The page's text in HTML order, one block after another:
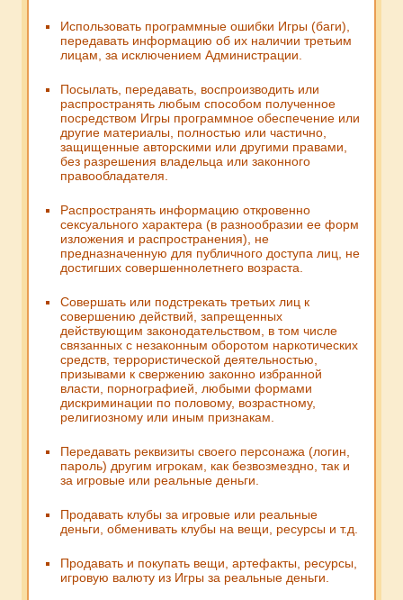
Использовать программные ошибки Игры (баги),
передавать информацию об их наличии третьим
лицам, за исключением Администрации.
Посылать, передавать, воспроизводить или
распространять любым способом полученное
посредством Игры программное обеспечение или
другие материалы, полностью или частично,
защищенные авторскими или другими правами,
без разрешения владельца или законного
правообладателя.
Распространять информацию откровенно
сексуального характера (в разнообразии ее форм
изложения и распространения), не
предназначенную для публичного доступа лиц, не
достигших совершеннолетнего возраста.
Совершать или подстрекать третьих лиц к
совершению действий, запрещенных
действующим законодательством, в том числе
связанных с незаконным оборотом наркотических
средств, террористической деятельностью,
призывами к свержению законно избранной
власти, порнографией, любыми формами
дискриминации по половому, возрастному,
религиозному или иным признакам.
Передавать реквизиты своего персонажа (логин,
пароль) другим игрокам, как безвозмездно, так и
за игровые или реальные деньги.
Продавать клубы за игровые или реальные
деньги, обменивать клубы на вещи, ресурсы и т.д.
Продавать и покупать вещи, артефакты, ресурсы,
игровую валюту из Игры за реальные деньги.